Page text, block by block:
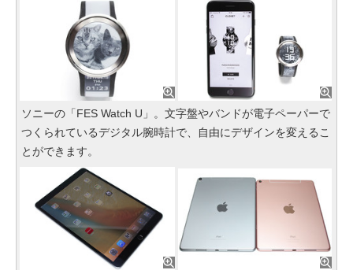
ソニーの「FES Watch U」。文字盤やバンドが電子ペーパーで
つくられているデジタル腕時計で、自由にデザインを変えるこ
とができます。